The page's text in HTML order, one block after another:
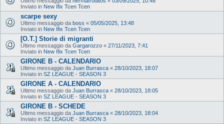
Inviato in New Ifix Tcen Tcen
scarpe sexy
Ultimo messaggio da boss « 05/05/2025, 13:48
Inviato in New Ifix Tcen Tcen
[O.T.] Storie di migranti
Ultimo messaggio da Gargarozzo « 27/11/2023, 7:41
Inviato in New Ifix Tcen Tcen
GIRONE B - CALENDARIO
Ultimo messaggio da Juan Burrasca « 28/10/2023, 18:07
Inviato in SZ LEAGUE - SEASON 3
GIRONE A - CALENDARIO
Ultimo messaggio da Juan Burrasca « 28/10/2023, 18:05
Inviato in SZ LEAGUE - SEASON 3
GIRONE B - SCHEDE
Ultimo messaggio da Juan Burrasca « 28/10/2023, 18:04
Inviato in SZ LEAGUE - SEASON 3